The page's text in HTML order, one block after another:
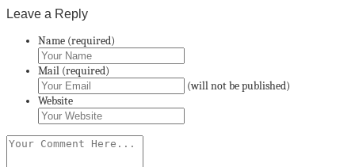
Leave a Reply
Name (required)
Mail (required)
(will not be published)
Website